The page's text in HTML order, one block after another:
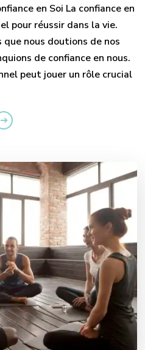
en Soi La confiance en
pour réussir dans la vie.
nous doutions de nos
de confiance en nous.
peut jouer un rôle crucial